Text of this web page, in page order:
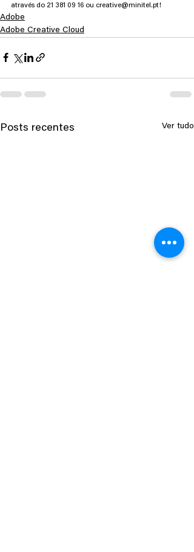
através do 21 381 09 16 ou creative@minitel.pt!
Adobe
Adobe Creative Cloud
Posts recentes Ver tudo